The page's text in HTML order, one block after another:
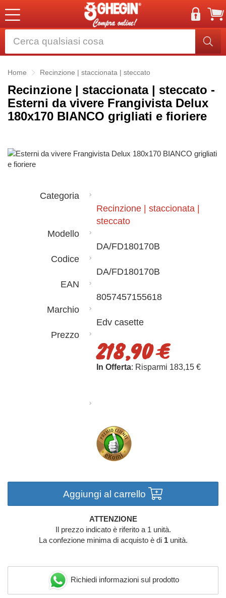
Home Recinzione | staccionata | steccato
Recinzione | staccionata | steccato -
Esterni da vivere Frangivista Delux
180x170 BIANCO grigliati e fioriere
Categoria
Recinzione | staccionata |
steccato
Modello
DA/FD180170B
Codice
DA/FD180170B
EAN
8057457155618
Marchio
Edv casette
Prezzo
218,90 €
In Offerta: Risparmi 183,15 €
Aggiungi al carrello
ATTENZIONE
Il prezzo indicato è riferito a 1 unità.
La confezione minima di acquisto è di 1unità.
Richiedi informazioni sul prodotto